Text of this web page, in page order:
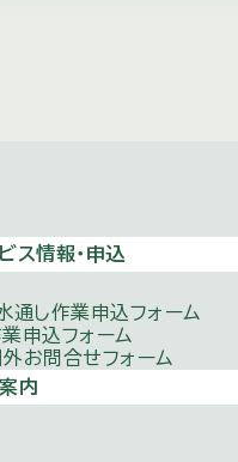
ス情報・申込
通し作業申込フォーム
申込フォーム
お問合せフォーム
内